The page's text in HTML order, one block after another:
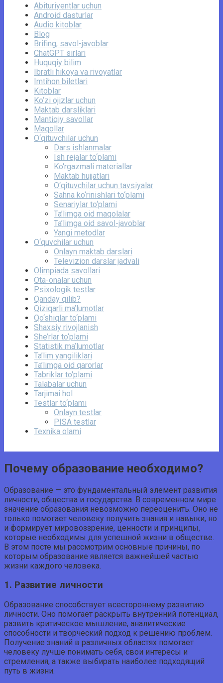
Abituriyentlar uchun
Android dasturlar
Audio kitoblar
Blog
Brifing, savol-javoblar
ChatGPT sirlari
Huquqiy bilim
Ibratli hikoya va rivoyatlar
Imtihon biletlari
Kitoblar
Ko‘zi ojizlar uchun
Maktab darsliklari
Mantiqiy savollar
Maqollar
O‘qituvchilar uchun
Dars ishlanmalar
Ish rejalar to‘plami
Ko‘rgazmali materiallar
Maktab hujjatlari
O‘qituvchilar uchun tavsiyalar
Sahna ko‘rinishlari to‘plami
Senariylar to‘plami
Ta’limga oid maqolalar
Ta’limga oid savol-javoblar
Yangi metodlar
O‘quvchilar uchun
Onlayn maktab darslari
Televizion darslar jadvali
Olimpiada savollari
Ota-onalar uchun
Psixologik testlar
Qanday qilib?
Qiziqarli ma’lumotlar
Qo‘shiqlar to‘plami
Shaxsiy rivojlanish
She’rlar to‘plami
Statistik ma’lumotlar
Ta’lim yangiliklari
Ta’limga oid qarorlar
Tabriklar to'plami
Talabalar uchun
Tarjimai hol
Testlar to‘plami
Onlayn testlar
PISA testlar
Texnika olami
Почему образование необходимо?
Образование — это фундаментальный элемент развития
личности, общества и государства. В современном мире
значение образования невозможно переоценить. Оно не
только помогает человеку получить знания и навыки, но
и формирует мировоззрение, ценности и принципы,
которые необходимы для успешной жизни в обществе.
В этом посте мы рассмотрим основные причины, по
которым образование является важнейшей частью
жизни каждого человека.
1. Развитие личности
Образование способствует всестороннему развитию
личности. Оно помогает раскрыть внутренний потенциал,
развить критическое мышление, аналитические
способности и творческий подход к решению проблем.
Получение знаний в различных областях помогает
человеку лучше понимать себя, свои интересы и
стремления, а также выбирать наиболее подходящий
путь в жизни.